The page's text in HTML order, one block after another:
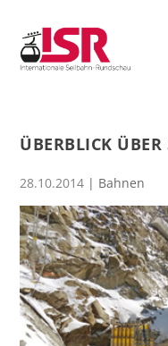
ÜBERBLICK ÜBER
28.10.2014 | Bahnen